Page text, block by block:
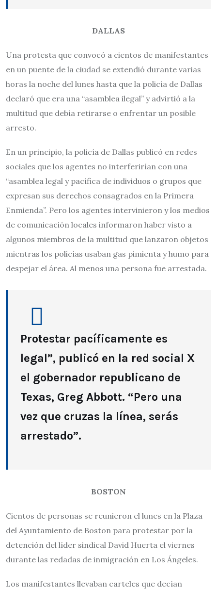
DALLAS
Una protesta que convocó a cientos de manifestantes
en un puente de la ciudad se extendió durante varias
horas la noche del lunes hasta que la policía de Dallas
declaró que era una “asamblea ilegal” y advirtió a la
multitud que debía retirarse o enfrentar un posible
arresto.
En un principio, la policía de Dallas publicó en redes
sociales que los agentes no interferirían con una
“asamblea legal y pacífica de individuos o grupos que
expresan sus derechos consagrados en la Primera
Enmienda”. Pero los agentes intervinieron y los medios
de comunicación locales informaron haber visto a
algunos miembros de la multitud que lanzaron objetos
mientras los policías usaban gas pimienta y humo para
despejar el área. Al menos una persona fue arrestada.
Protestar pacíficamente es
legal”, publicó en la red social X
el gobernador republicano de
Texas, Greg Abbott. “Pero una
vez que cruzas la línea, serás
arrestado”.
BOSTON
Cientos de personas se reunieron el lunes en la Plaza
del Ayuntamiento de Boston para protestar por la
detención del líder sindical David Huerta el viernes
durante las redadas de inmigración en Los Ángeles.
Los manifestantes llevaban carteles que decían